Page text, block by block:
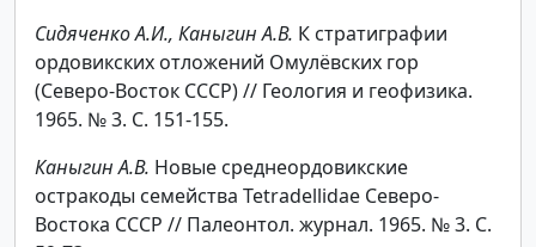
Сидяченко А.И., Каныгин А.В. К стратиграфии
ордовикских отложений Омулёвских гор
(Северо-Восток СССР) // Геология и геофизика.
1965. № 3. С. 151-155.
Каныгин А.В. Новые среднеордовикские
остракоды семейства Tetradellidae Северо-
Востока СССР // Палеонтол. журнал. 1965. № 3. С.